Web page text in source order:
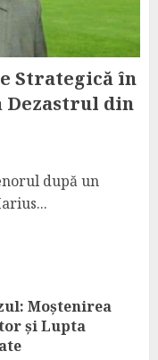
Strategică în
Dezastrul din
după un
Moștenirea
și Lupta